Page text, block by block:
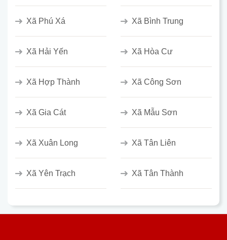
Xã Phú Xá Xã Bình Trung
Xã Hải Yến Xã Hòa Cư
Xã Hợp Thành Xã Công Sơn
Xã Gia Cát Xã Mẫu Sơn
Xã Xuân Long Xã Tân Liên
Xã Yên Trạch Xã Tân Thành